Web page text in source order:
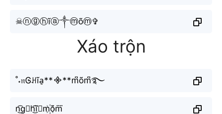
☠︎︎ⓝⓖⓗĩⓐ༒︎ⓜõⓜ✞︎
Xáo trộn
˚˖𝔫Ꮆꃅĩa̠**᯽**m͆õm͆࿐
n͜͡g⃗h͜͡ĩ𝖆m꙰õm⃜